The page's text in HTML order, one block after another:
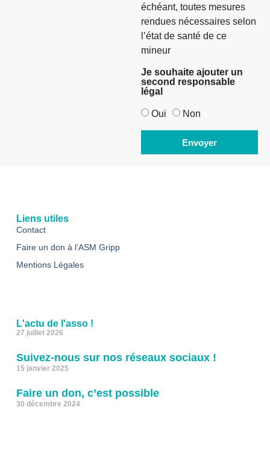
échéant, toutes mesures
rendues nécessaires selon
l’état de santé de ce
mineur
Je souhaite ajouter un
second responsable
légal
Oui Non
Envoyer
Liens utiles
Contact
Faire un don à l’ASM Gripp
Mentions Légales
L'actu de l'asso !
27 juillet 2026
Suivez-nous sur nos réseaux sociaux !
15 janvier 2025
Faire un don, c’est possible
30 décembre 2024